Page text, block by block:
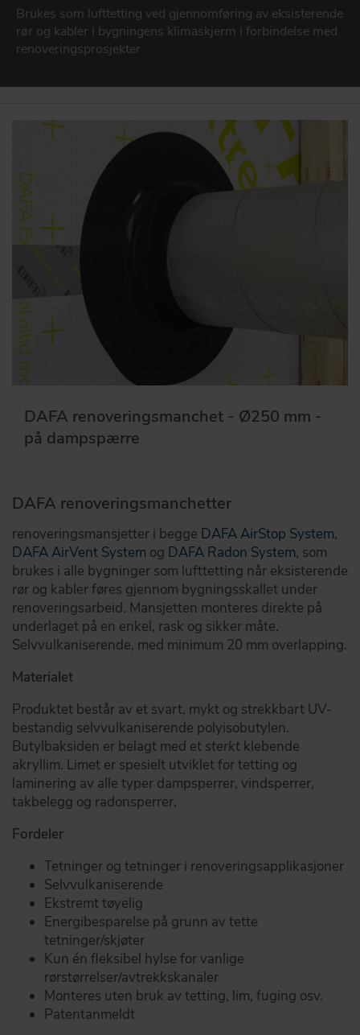
Brukes som lufttetting ved gjennomføring av eksisterende
rør og kabler i bygningens klimaskjerm i forbindelse med
renoveringsprosjekter
DAFA renoveringsmanchet - Ø250 mm -
på dampspærre
DAFA renoveringsmanchetter
renoveringsmansjetter i begge DAFA AirStop System,
DAFA AirVent System og DAFA Radon System, som
brukes i alle bygninger som lufttetting når eksisterende
rør og kabler føres gjennom bygningsskallet under
renoveringsarbeid. Mansjetten monteres direkte på
underlaget på en enkel, rask og sikker måte.
Selvvulkaniserende, med minimum 20 mm overlapping.
Materialet
Produktet består av et svart, mykt og strekkbart UV-
bestandig selvvulkaniserende polyisobutylen.
Butylbaksiden er belagt med et sterkt klebende
akryllim. Limet er spesielt utviklet for tetting og
laminering av alle typer dampsperrer, vindsperrer,
takbelegg og radonsperrer.
Fordeler
Tetninger og tetninger i renoveringsapplikasjoner
Selvvulkaniserende
Ekstremt tøyelig
Energibesparelse på grunn av tette
tetninger/skjøter
Kun én fleksibel hylse for vanlige
rørstørrelser/avtrekkskanaler
Monteres uten bruk av tetting, lim, fuging osv.
Patentanmeldt
Produkter for fasader
BYGG- OG ANLEGGSBRANSJEN
DAFA BUILDING SOLUTIONS
DAFA INDUSTRIAL SOLUTIONS